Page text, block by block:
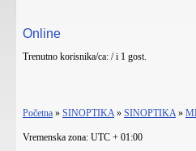
Online
Trenutno korisnika/ca: / i 1 gost.
Početna » SINOPTIKA» SINOPTIKA»
Vremenska zona: UTC + 01:00